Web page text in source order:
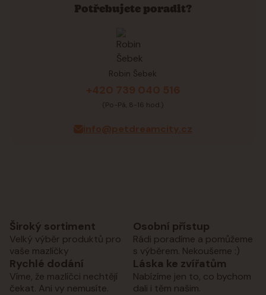
Potřebujete poradit?
Robin Šebek
+420 739 040 516
(Po-Pá, 8-16 hod.)
info@petdreamcity.cz
Široký sortiment
Velký výběr produktů pro
vaše mazlíčky
Osobní přístup
Rádi poradíme a pomůžeme
s výběrem. Nekoušeme :)
Rychlé dodání
Víme, že mazlíčci nechtějí
čekat. Ani vy nemusíte.
Láska ke zvířatům
Nabízíme jen to, co bychom
dali i těm našim.